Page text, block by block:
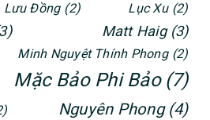
Lưu Đồng (2) Lục Xu (2)
Matt Haig (3)
Minh Nguyệt Thính Phong (2)
Mặc Bảo Phi Bảo (7)
Nguyên Phong (4)